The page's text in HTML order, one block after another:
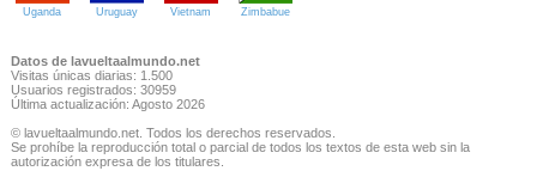
Uganda Uruguay Vietnam Zimbabue
Datos de lavueltaalmundo.net
Visitas únicas diarias: 1.500
Usuarios registrados: 30959
Última actualización: Agosto 2026
© lavueltaalmundo.net. Todos los derechos reservados.
Se prohíbe la reproducción total o parcial de todos los textos de esta web sin la
autorización expresa de los titulares.